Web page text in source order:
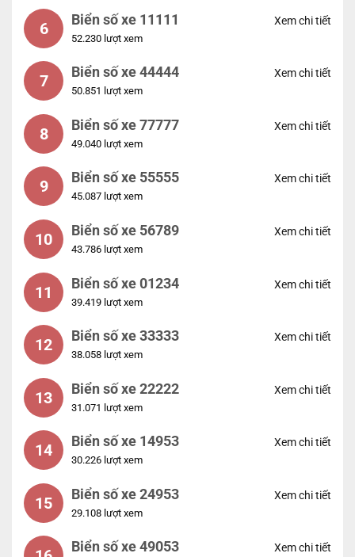
6 Biển số xe 11111
52.230 lượt xem
Xem chi tiết
7 Biển số xe 44444
50.851 lượt xem
Xem chi tiết
8 Biển số xe 77777
49.040 lượt xem
Xem chi tiết
9 Biển số xe 55555
45.087 lượt xem
Xem chi tiết
10 Biển số xe 56789
43.786 lượt xem
Xem chi tiết
11 Biển số xe 01234
39.419 lượt xem
Xem chi tiết
12 Biển số xe 33333
38.058 lượt xem
Xem chi tiết
13 Biển số xe 22222
31.071 lượt xem
Xem chi tiết
14 Biển số xe 14953
30.226 lượt xem
Xem chi tiết
15 Biển số xe 24953
29.108 lượt xem
Xem chi tiết
Biển số xe 49053 Xem chi tiết